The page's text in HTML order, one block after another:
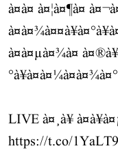
à¤à¤ à¤¦à¤¶à¤
à¤à¤¾à¤¤à¥à¤°à¥à¤
à¤à¤µà¤¾à¤
LIVE à¤¸à¥
https://t.co/